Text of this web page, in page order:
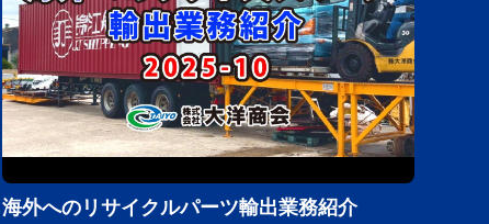
海外へのリサイクルパーツ輸出業務紹介